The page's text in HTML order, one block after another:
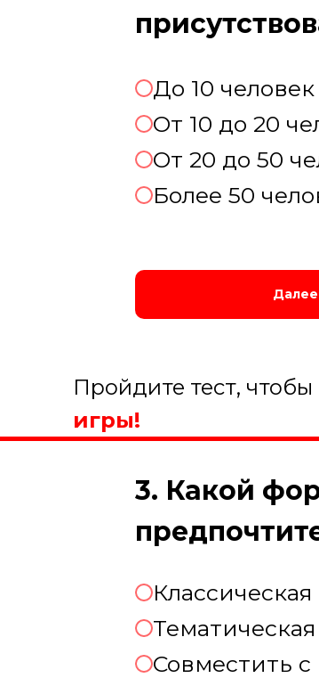
До 10 человек
От 10 до 20
От 20 до 50
Более 50
Далее
Совместить
Пройдите тест,
игры!
3. Какой